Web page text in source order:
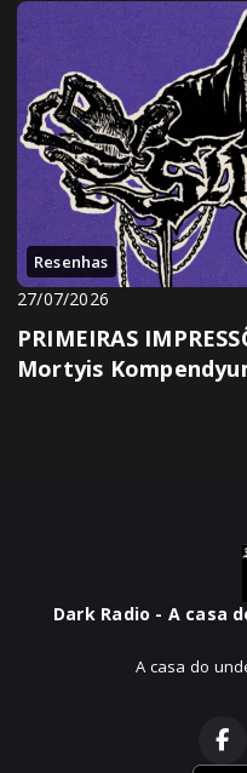
Resenhas
27/07/2026
PRIMEIRAS
Mortyis
Dark Radio - A casa
A casa do